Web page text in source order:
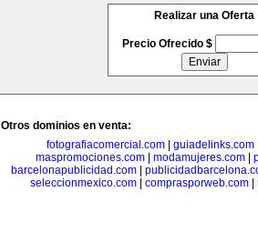
Realizar una Oferta
Precio Ofrecido $
Otros dominios en venta:
fotografiacomercial.com
guiadelinks.com
maspromociones.com
modamujeres.com
barcelonapublicidad.com|
seleccionmexico.com| comprasporweb.com|